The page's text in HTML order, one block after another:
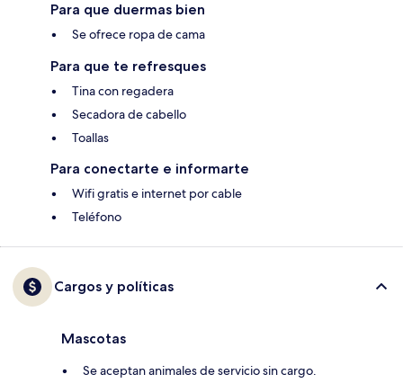
Para que duermas bien
Se ofrece ropa de cama
Para que te refresques
Tina con regadera
Secadora de cabello
Toallas
Para conectarte e informarte
Wifi gratis e internet por cable
Teléfono
Cargos y políticas
Mascotas
Se aceptan animales de servicio sin cargo.